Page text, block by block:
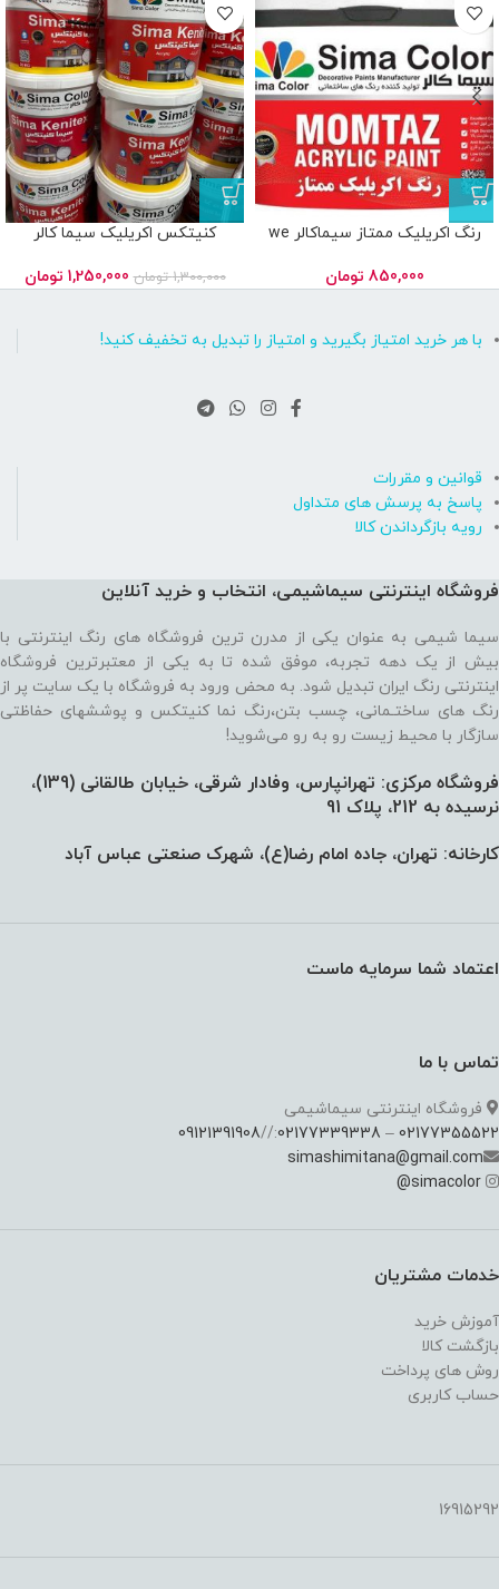
رنگ اکریلیک ممتاز سیماکالر we
850,000 تومان
کنیتکس اکریلیک سیما کالر
1,300,000 تومان 1,250,000 تومان
با هر خرید امتیاز بگیرید و امتیاز را تبدیل به تخفیف کنید!
قوانین و مقررات
پاسخ به پرسش های متداول
رویه بازگرداندن کالا
فروشگاه اینترنتی سیماشیمی، انتخاب و خرید آنلاین
سیما شیمی به عنوان یکی از مدرن ترین فروشگاه های رنگ اینترنتی با
بیش از یک دهه تجربه، موفق شده تا به یکی از معتبرترین فروشگاه
اینترنتی رنگ ایران تبدیل شود. به محض ورود به فروشگاه با یک سایت پر از
رنگ های ساختـمانی، چسب بتن،‌رنگ نما کنیتکس و پوششهای حفاظتی
سازگار با محیط زیست رو به رو می‌شوید!
فروشگاه مرکزی: تهرانپارس، وفادار شرقی، خیابان طالقانی (139)،‌
نرسیده به 212، پلاک 91
کارخانه: تهران، جاده امام رضا(ع)، شهرک صنعتی عباس آباد
اعتماد شما سرمایه ماست
تماس با ما
فروشگاه اینترنتی سیماشیمی
02177355522
–
02177339338
://
09121391908
simashimitana@gmail.com
simacolor
@
خدمات مشتریان
آموزش خرید
بازگشت کالا
روش های پرداخت
حساب کاربری
16915292